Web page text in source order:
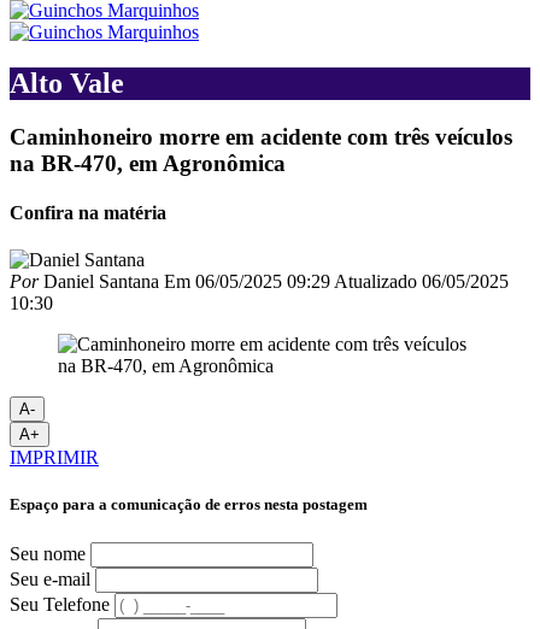
Alto Vale
Caminhoneiro morre em acidente com três veículos
na BR-470, em Agronômica
Confira na matéria
PorDaniel Santana Em 06/05/2025 09:29 Atualizado 06/05/2025
10:30
A-
A+
IMPRIMIR
Espaço para a comunicação de erros nesta postagem
Seu nome
Seu e-mail
Seu Telefone